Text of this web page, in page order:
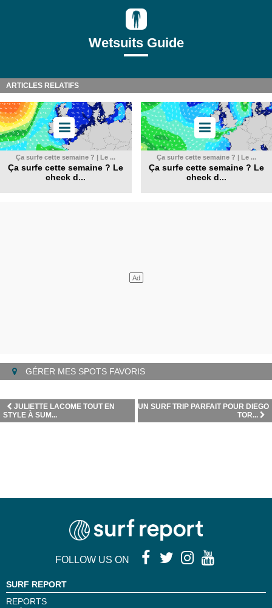
Wetsuits Guide
ARTICLES RELATIFS
Ça surfe cette semaine ? | Le ...
Ça surfe cette semaine ? Le
check d...
Ça surfe cette semaine ? | Le ...
Ça surfe cette semaine ? Le
check d...
GÉRER MES SPOTS FAVORIS
UN SURF TRIP PARFAIT POUR DIEGO
TOR...
JULIETTE LACOME TOUT EN
STYLE À SUM...
FOLLOW US ON
SURF REPORT
REPORTS